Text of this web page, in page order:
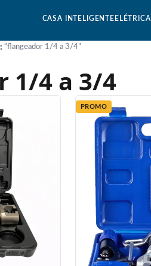
CASA INTELIGENTE ELÉTRICA
“flangeador 1/4 a 3/4”
1/4 a 3/4
PROMO